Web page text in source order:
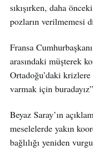
sıkışırken, daha
pozların verilmemesi
Fransa
arasındaki müşterek
Ortadoğu’daki
varmak için
Beyaz Saray’ın
meselelerde yakın
bağlılığı yeniden